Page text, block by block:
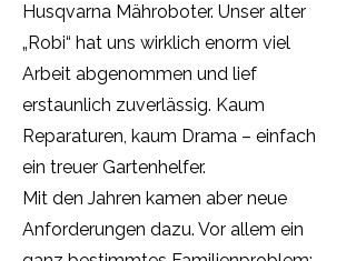
Husqvarna Mähroboter. Unser alter
„Robi“ hat uns wirklich enorm viel
Arbeit abgenommen und lief
erstaunlich zuverlässig. Kaum
Reparaturen, kaum Drama – einfach
ein treuer Gartenhelfer.
Mit den Jahren kamen aber neue
Anforderungen dazu. Vor allem ein